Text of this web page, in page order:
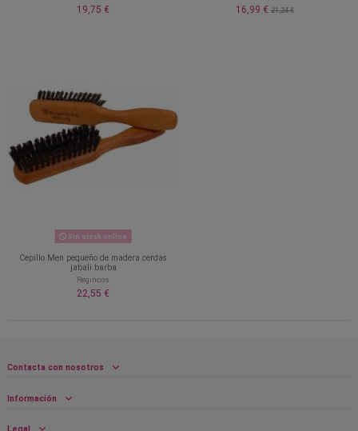
19,75 € 16,99 € 21,24 €
Sin stock online
Cepillo Men pequeño de madera cerdas
jabali barba
Regincos
22,55 €
Contacta con nosotros
Información